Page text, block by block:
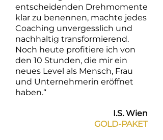
entscheidenden Drehmomente
klar zu benennen, machte jedes
Coaching unvergesslich und
nachhaltig transformierend.
Noch heute profitiere ich von
den 10 Stunden, die mir ein
neues Level als Mensch, Frau
und Unternehmerin eröffnet
haben.“
I.S. Wien
GOLD-PAKET